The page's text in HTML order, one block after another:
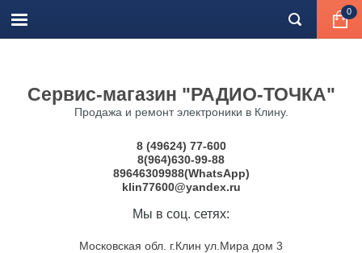
0
Сервис-магазин "РАДИО-ТОЧКА"
Продажа и ремонт электроники в Клину.
8 (49624) 77-600
8(964)630-99-88
89646309988(WhatsApp)
klin77600@yandex.ru
Мы в соц. сетях:
Московская обл. г.Клин ул.Мира дом 3